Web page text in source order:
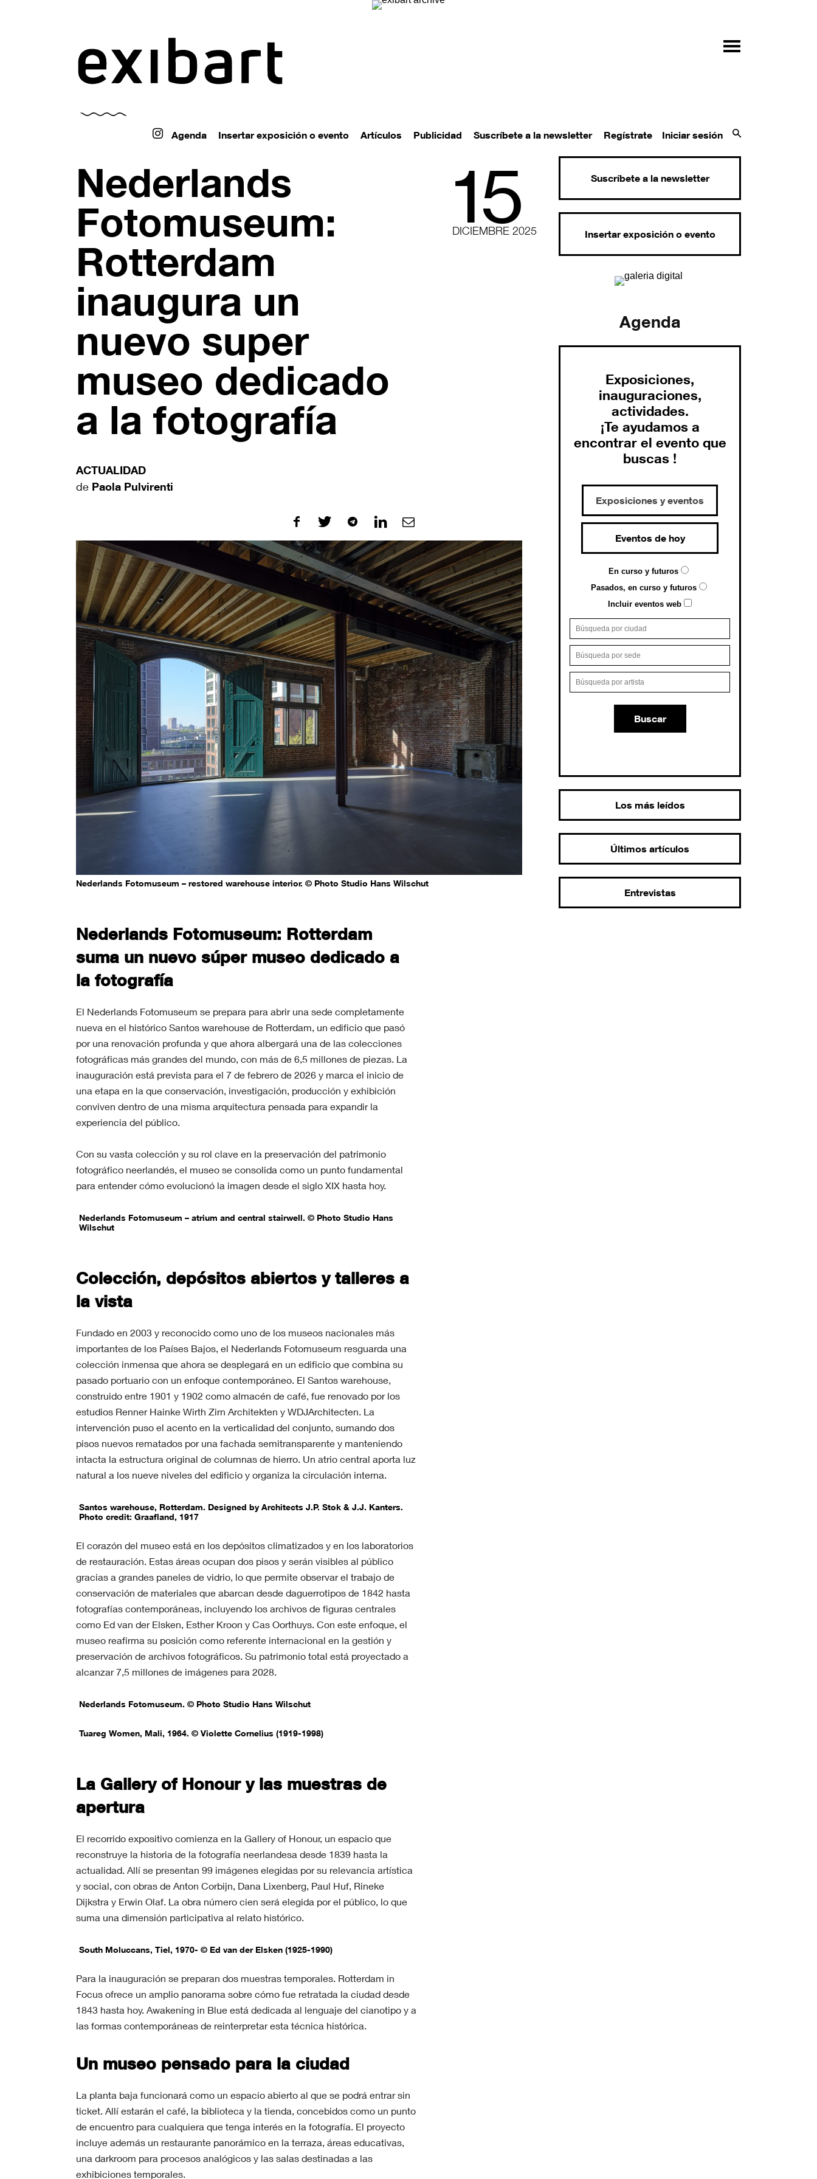
Agenda Insertar exposición o evento Artículos Publicidad Suscríbete a la newsletter Regístrate Iniciar sesión
15
DICIEMBRE 2025
Nederlands
Fotomuseum:
Rotterdam
inaugura un
nuevo super
museo dedicado
a la fotografía
ACTUALIDAD
de Paola Pulvirenti
Nederlands Fotomuseum – restored warehouse interior. © Photo Studio Hans Wilschut
Nederlands Fotomuseum: Rotterdam
suma un nuevo súper museo dedicado a
la fotografía
El Nederlands Fotomuseum se prepara para abrir una sede completamente
nueva en el histórico Santos warehouse de Rotterdam, un edificio que pasó
por una renovación profunda y que ahora albergará una de las colecciones
fotográficas más grandes del mundo, con más de 6,5 millones de piezas. La
inauguración está prevista para el 7 de febrero de 2026 y marca el inicio de
una etapa en la que conservación, investigación, producción y exhibición
conviven dentro de una misma arquitectura pensada para expandir la
experiencia del público.
Con su vasta colección y su rol clave en la preservación del patrimonio
fotográfico neerlandés, el museo se consolida como un punto fundamental
para entender cómo evolucionó la imagen desde el siglo XIX hasta hoy.
Nederlands Fotomuseum – atrium and central stairwell. © Photo Studio Hans
Wilschut
Colección, depósitos abiertos y talleres a
la vista
Fundado en 2003 y reconocido como uno de los museos nacionales más
importantes de los Países Bajos, el Nederlands Fotomuseum resguarda una
colección inmensa que ahora se desplegará en un edificio que combina su
pasado portuario con un enfoque contemporáneo. El Santos warehouse,
construido entre 1901 y 1902 como almacén de café, fue renovado por los
estudios Renner Hainke Wirth Zirn Architekten y WDJArchitecten. La
intervención puso el acento en la verticalidad del conjunto, sumando dos
pisos nuevos rematados por una fachada semitransparente y manteniendo
intacta la estructura original de columnas de hierro. Un atrio central aporta luz
natural a los nueve niveles del edificio y organiza la circulación interna.
Santos warehouse, Rotterdam. Designed by Architects J.P. Stok & J.J. Kanters.
Photo credit: Graafland, 1917
El corazón del museo está en los depósitos climatizados y en los laboratorios
de restauración. Estas áreas ocupan dos pisos y serán visibles al público
gracias a grandes paneles de vidrio, lo que permite observar el trabajo de
conservación de materiales que abarcan desde daguerrotipos de 1842 hasta
fotografías contemporáneas, incluyendo los archivos de figuras centrales
como Ed van der Elsken, Esther Kroon y Cas Oorthuys. Con este enfoque, el
museo reafirma su posición como referente internacional en la gestión y
preservación de archivos fotográficos. Su patrimonio total está proyectado a
alcanzar 7,5 millones de imágenes para 2028.
Nederlands Fotomuseum. © Photo Studio Hans Wilschut
Tuareg Women, Mali, 1964. © Violette Cornelius (1919-1998)
La Gallery of Honour y las muestras de
apertura
El recorrido expositivo comienza en la Gallery of Honour, un espacio que
reconstruye la historia de la fotografía neerlandesa desde 1839 hasta la
actualidad. Allí se presentan 99 imágenes elegidas por su relevancia artística
y social, con obras de Anton Corbijn, Dana Lixenberg, Paul Huf, Rineke
Dijkstra y Erwin Olaf. La obra número cien será elegida por el público, lo que
suma una dimensión participativa al relato histórico.
South Moluccans, Tiel, 1970- © Ed van der Elsken (1925-1990)
Para la inauguración se preparan dos muestras temporales. Rotterdam in
Focus ofrece un amplio panorama sobre cómo fue retratada la ciudad desde
1843 hasta hoy. Awakening in Blue está dedicada al lenguaje del cianotipo y a
las formas contemporáneas de reinterpretar esta técnica histórica.
Un museo pensado para la ciudad
La planta baja funcionará como un espacio abierto al que se podrá entrar sin
ticket. Allí estarán el café, la biblioteca y la tienda, concebidos como un punto
de encuentro para cualquiera que tenga interés en la fotografía. El proyecto
incluye además un restaurante panorámico en la terraza, áreas educativas,
una darkroom para procesos analógicos y las salas destinadas a las
exhibiciones temporales.
Suscríbete a la newsletter
Insertar exposición o evento
Agenda
Exposiciones,
inauguraciones,
actividades.
¡Te ayudamos a
encontrar el evento que
buscas !
Exposiciones y eventos
Eventos de hoy
En curso y futuros
Pasados, en curso y futuros
Incluir eventos web
Buscar
Los más leídos
Últimos artículos
Entrevistas